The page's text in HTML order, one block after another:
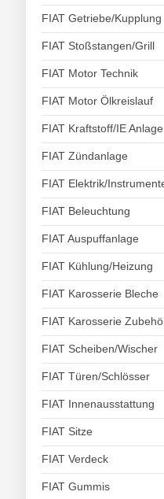
FIAT Getriebe/Kupplung
FIAT Stoßstangen/Grill
FIAT Motor Technik
FIAT Motor Ölkreislauf
FIAT Kraftstoff/IE Anlage
FIAT Zündanlage
FIAT Elektrik/
FIAT Beleuchtung
FIAT Auspuffanlage
FIAT Kühlung/Heizung
FIAT Karosserie Bleche
FIAT Karosserie
FIAT Scheiben/Wischer
FIAT Türen/Schlösser
FIAT Innenausstattung
FIAT Sitze
FIAT Verdeck
FIAT Gummis